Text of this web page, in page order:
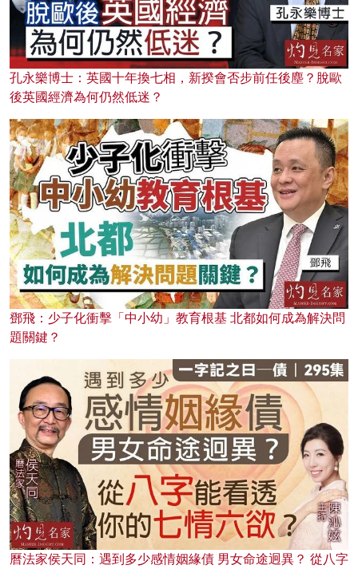
孔永樂博士：英國十年換七相，新揆會否步前任後塵？脫歐
後英國經濟為何仍然低迷？
鄧飛：少子化衝擊「中小幼」教育根基 北都如何成為解決問
題關鍵？
曆法家侯天同：遇到多少感情姻緣債 男女命途迥異？ 從八字